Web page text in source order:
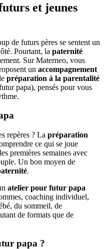
et jeunes
de futurs pères se sentent un
Pourtant, la paternité
Sur Materneo, vous
un accompagnement
préparation à la parentalité
papa), pensés pour vous
repères ? La préparation
ce qui se joue
premières semaines avec
Un bon moyen de
.
atelier pour futur papa
coaching individuel,
du sommeil, de
de formats que de
papa ?